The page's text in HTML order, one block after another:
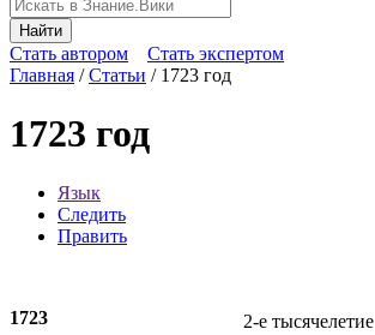
Найти
Стать автором
Стать экспертом
Главная /Статьи / 1723 год
1723 год
Язык
Следить
Править
2-е тысячелетие
1723